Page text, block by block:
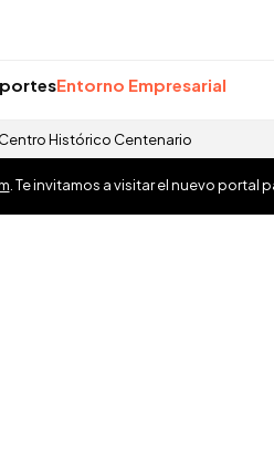
Entorno Empresarial
Centro Histórico Centenario
. Te invitamos a visitar el nuevo